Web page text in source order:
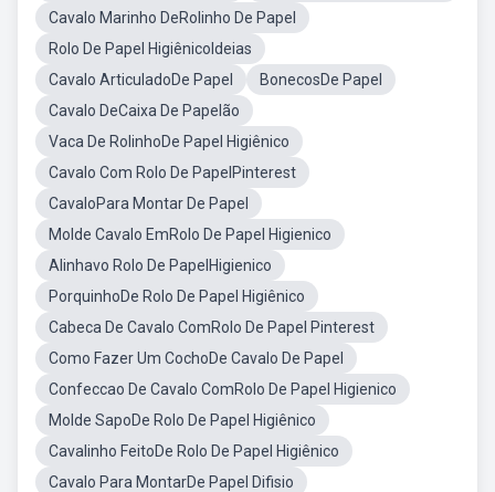
Cavalo Marinho DeRolinho De Papel
Rolo De Papel HigiênicoIdeias
Cavalo ArticuladoDe Papel
BonecosDe Papel
Cavalo DeCaixa De Papelão
Vaca De RolinhoDe Papel Higiênico
Cavalo Com Rolo De PapelPinterest
CavaloPara Montar De Papel
Molde Cavalo EmRolo De Papel Higienico
Alinhavo Rolo De PapelHigienico
PorquinhoDe Rolo De Papel Higiênico
Cabeca De Cavalo ComRolo De Papel Pinterest
Como Fazer Um CochoDe Cavalo De Papel
Confeccao De Cavalo ComRolo De Papel Higienico
Molde SapoDe Rolo De Papel Higiênico
Cavalinho FeitoDe Rolo De Papel Higiênico
Cavalo Para MontarDe Papel Difisio